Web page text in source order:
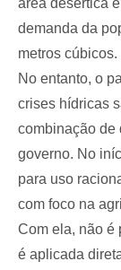
área desértica
demanda da
metros cúbicos.
No entanto, o
crises hídricas
combinação de
governo. No
para uso
com foco na
Com ela, não é
é aplicada